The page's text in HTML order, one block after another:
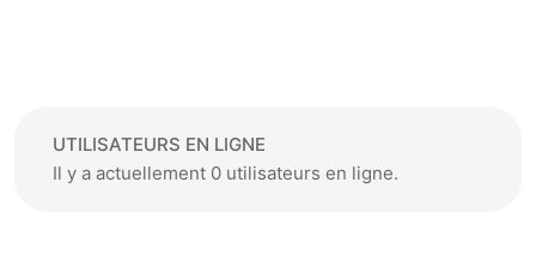
UTILISATEURS EN LIGNE
Il y a actuellement 0 utilisateurs en ligne.